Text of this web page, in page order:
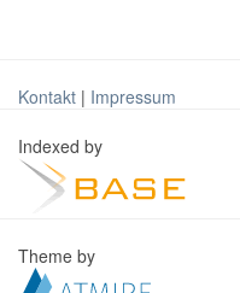
Kontakt | Impressum
Indexed by
Theme by